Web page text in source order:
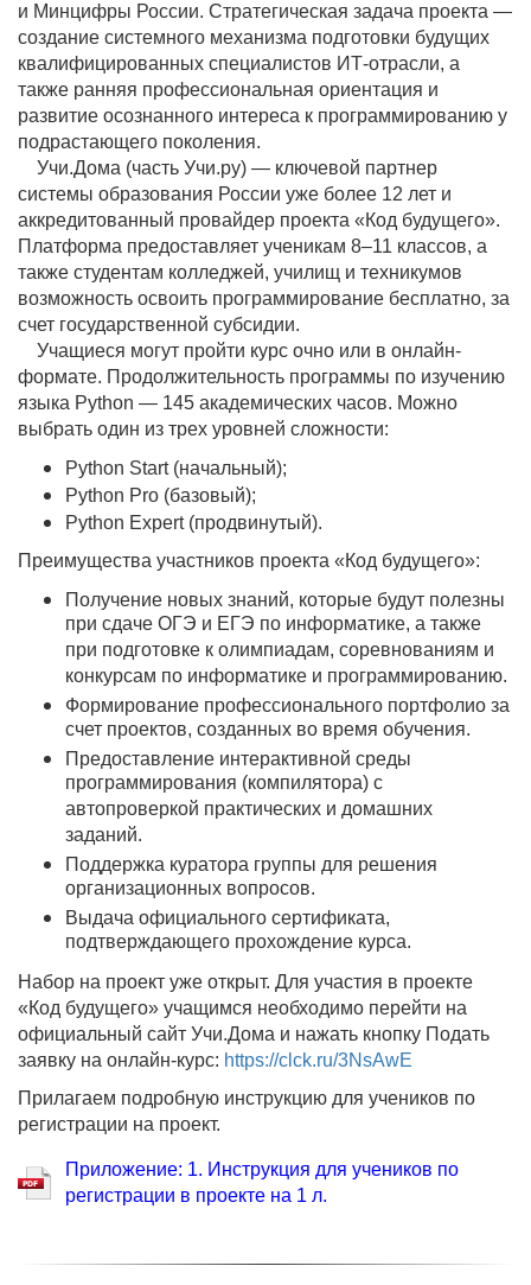
и Минцифры России. Стратегическая задача проекта —
создание системного механизма подготовки будущих
квалифицированных специалистов ИТ-отрасли, а
также ранняя профессиональная ориентация и
развитие осознанного интереса к программированию у
подрастающего поколения.
Учи.Дома (часть Учи.ру) — ключевой партнер
системы образования России уже более 12 лет и
аккредитованный провайдер проекта «Код будущего».
Платформа предоставляет ученикам 8–11 классов, а
также студентам колледжей, училищ и техникумов
возможность освоить программирование бесплатно, за
счет государственной субсидии.
Учащиеся могут пройти курс очно или в онлайн-
формате. Продолжительность программы по изучению
языка Python — 145 академических часов. Можно
выбрать один из трех уровней сложности:
Python Start (начальный);
Python Pro (базовый);
Python Expert (продвинутый).
Преимущества участников проекта «Код будущего»:
Получение новых знаний, которые будут полезны
при сдаче ОГЭ и ЕГЭ по информатике, а также
при подготовке к олимпиадам, соревнованиям и
конкурсам по информатике и программированию.
Формирование профессионального портфолио за
счет проектов, созданных во время обучения.
Предоставление интерактивной среды
программирования (компилятора) с
автопроверкой практических и домашних
заданий.
Поддержка куратора группы для решения
организационных вопросов.
Выдача официального сертификата,
подтверждающего прохождение курса.
Набор на проект уже открыт. Для участия в проекте
«Код будущего» учащимся необходимо перейти на
официальный сайт Учи.Дома и нажать кнопку Подать
заявку на онлайн-курс: https://clck.ru/3NsAwE
Прилагаем подробную инструкцию для учеников по
регистрации на проект.
Приложение: 1. Инструкция для учеников по
регистрации в проекте на 1 л.